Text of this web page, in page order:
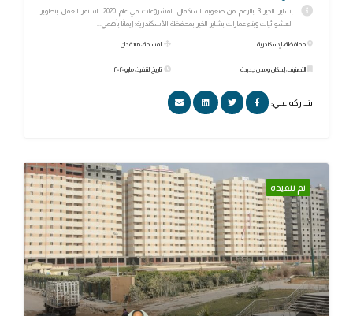
بشاير الخير 3 بالرغم من صعوبة استكمال المشروعات في عام 2020، استمر العمل بتطوير
العشوائيات وبناء عمارات بشاير الخير بمحافظة الأسكندرية؛ إيمانًا بأهمي...
محافظة: الإسكندرية
التصنيف: إسكان ومدن جديدة
المساحة: 105 فدان
تاريخ التنفيذ: مايو ٢٠٢٠
شاركه علي:
تم تنفيذه